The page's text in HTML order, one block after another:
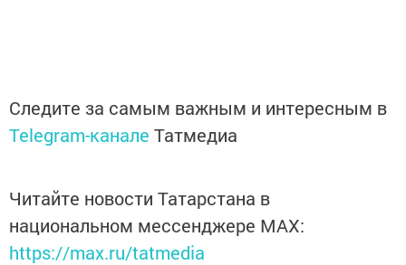
Следите за самым важным и интересным в
Telegram-канале Татмедиа
Читайте новости Татарстана в
национальном мессенджере MАХ:
https://max.ru/tatmedia